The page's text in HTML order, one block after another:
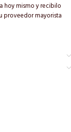
hoy mismo y recibilo
proveedor mayorista